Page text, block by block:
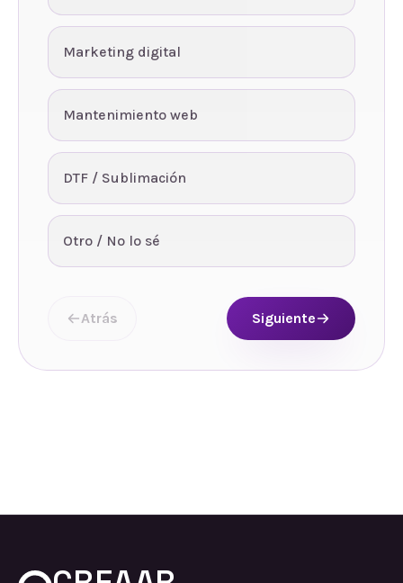
Marketing digital
Mantenimiento web
DTF / Sublimación
Otro / No lo sé
Atrás Siguiente